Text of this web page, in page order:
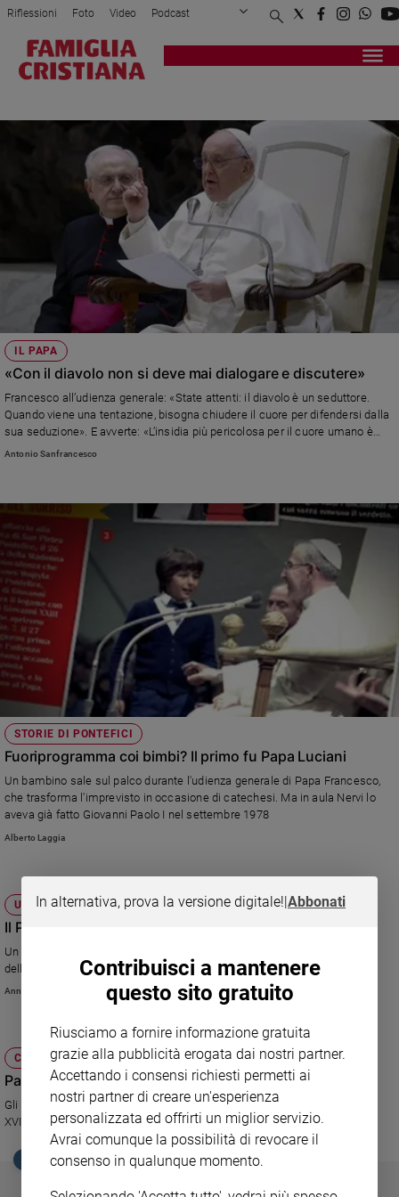
Attualità
Sport
Papa
Papa
Chiesa
Chiesa
Santi
Devozione
e
fede
Parola
del
giorno
Santo
del
Società
e
valori
Ambiente
Creato
Diritti
Aziende
Caso
della
Migranti
Diversità
e
inclusione
Costume
Cultura
e
spettacoli
Riflessioni Foto Video Podcast
Privacy Policy Chi siamo
Registrati Redazione
IL PAPA
«Con il diavolo non si deve mai dialogare e discutere»
Francesco all’udienza generale: «State attenti: il diavolo è un seduttore.
Quando viene una tentazione, bisogna chiudere il cuore per difendersi dalla
sua seduzione». E avverte: «L’insidia più pericolosa per il cuore umano è
sentirsi padroni di tutto, la superbia è l’inizio di tutti i mali»
Antonio Sanfrancesco
STORIE DI PONTEFICI
Fuoriprogramma coi bimbi? Il primo fu Papa Luciani
Un bambino sale sul palco durante l'udienza generale di Papa Francesco,
che trasforma l'imprevisto in occasione di catechesi. Ma in aula Nervi lo
aveva già fatto Giovanni Paolo I nel settembre 1978
Alberto Laggia
UNITALSI
Il Papa parla ai malati
Un calice, una lampada, un libro. I doni dell'Unitalsi al Papa per i 110 anni
della nascita dell'associazione. L'abbraccio di papa Francesco
Annachiara Valle
CHIESA
Papa ai circensi: vigilate sul Vangelo
Gli artisti del mondo del circo sono stati ricevuti in udienza da Benedetto
XVI e si sono esibiti in aula Nervi davanti al Santo Padre.
EDICOLA SAN PAOLO
In alternativa, prova la versione digitale!|Abbonati
Contribuisci a mantenere
questo sito gratuito
Riusciamo a fornire informazione gratuita
grazie alla pubblicità erogata dai nostri partner.
Accettando i consensi richiesti permetti ai
nostri partner di creare un'esperienza
personalizzata ed offrirti un miglior servizio.
Avrai comunque la possibilità di revocare il
consenso in qualunque momento.